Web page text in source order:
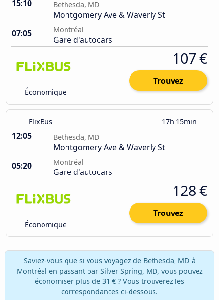
15:10 Bethesda, MD
Montgomery Ave & Waverly St
07:05
Montréal
Gare d'autocars
Économique
107 €
Trouvez
FlixBus 17h 15min
12:05 Bethesda, MD
Montgomery Ave & Waverly St
05:20
Montréal
Gare d'autocars
Économique
128 €
Trouvez
Saviez-vous que si vous voyagez de Bethesda, MD à
Montréal en passant par Silver Spring, MD, vous pouvez
économiser plus de 31 € ? Vous trouverez les
correspondances ci-dessous.